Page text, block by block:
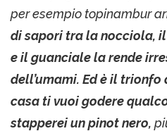
per esempio topinambur
di sapori tra la nocciola,
e il guanciale la rende
dell’umami. Ed è il trionfo
casa ti vuoi godere
stapperei un pinot nero,